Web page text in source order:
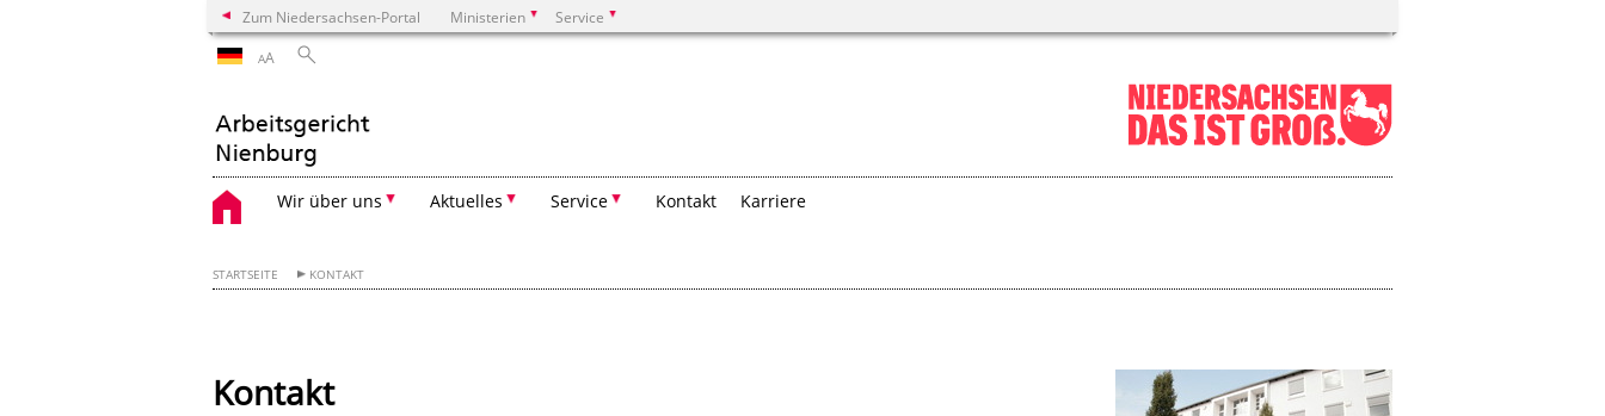
Zum Niedersachsen-Portal Ministerien Service
AA
Wir über uns Aktuelles Service Kontakt Karriere
STARTSEITE KONTAKT
Kontakt